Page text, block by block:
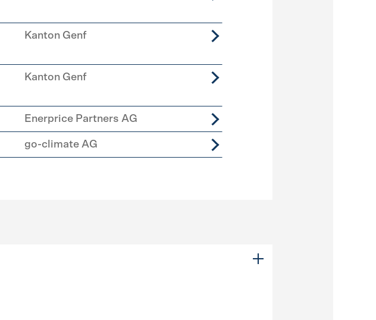
Kanton Genf
Kanton Genf
Enerprice Partners AG
go-climate AG